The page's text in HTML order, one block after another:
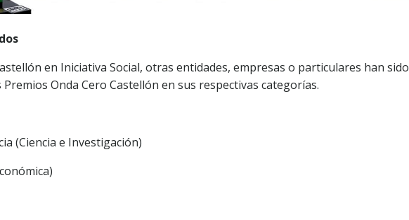
en Iniciativa Social, otras entidades, empresas o particulares han sido
Onda Cero Castellón en sus respectivas categorías.
(Ciencia e Investigación)